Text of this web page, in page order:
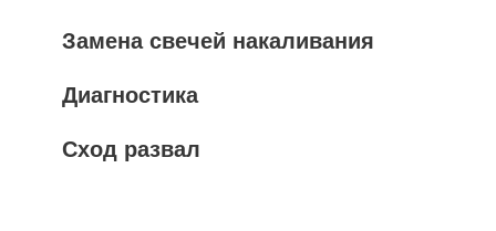
Замена свечей накаливания
Диагностика
Сход развал